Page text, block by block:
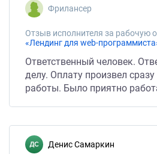
Фрилансер
Отзыв исполнителя за рабочую
«Лендинг для web-
Ответственный человек.
делу. Оплату произвел
работы. Было приятно
Денис Самаркин